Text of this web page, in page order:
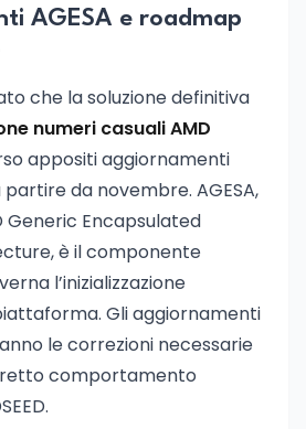
AGESA e roadmap
che la soluzione definitiva
numeri casuali AMD
appositi aggiornamenti
da novembre. AGESA,
Generic Encapsulated
è il componente
l’inizializzazione
Gli aggiornamenti
le correzioni necessarie
comportamento